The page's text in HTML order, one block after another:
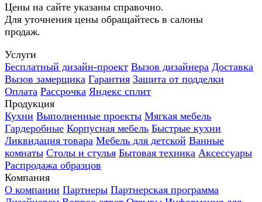
Цены на сайте указаны справочно.
Для уточнения цены обращайтесь в салоны
продаж.
Услуги
Бесплатный дизайн-проект Вызов дизайнера Доставка
Вызов замерщика Гарантия Защита от подделки
Оплата Рассрочка Яндекс сплит
Продукция
Кухни Выполненные проекты Мягкая мебель
Гардеробные Корпусная мебель Быстрые кухни
Ликвидация товара Мебель для детской Ванные
комнаты Столы и стулья Бытовая техника Аксессуары
Распродажа образцов
Компания
О компании Партнеры Партнерская программа